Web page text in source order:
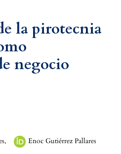
la pirotecnia
negocio
, Enoc Gutiérrez Pallares